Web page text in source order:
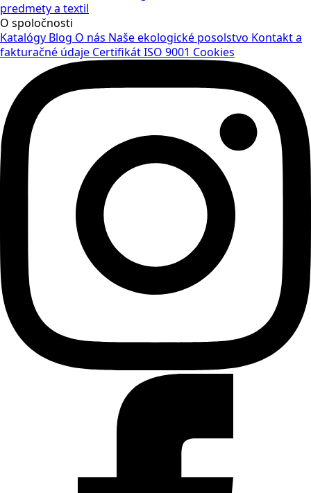
predmety a textil
O spoločnosti
Katalógy Blog O nás Naše ekologické posolstvo Kontakt a
fakturačné údaje Certifikát ISO 9001 Cookies